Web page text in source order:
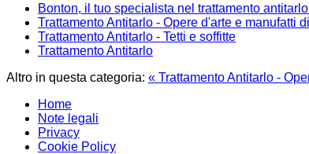
Bonton, il tuo specialista nel trattamento
Trattamento Antitarlo - Opere d'arte e manufatti
Trattamento Antitarlo - Tetti e soffitte
Trattamento Antitarlo
Altro in questa categoria: « Trattamento Antitarlo -
Home
Note legali
Privacy
Cookie Policy